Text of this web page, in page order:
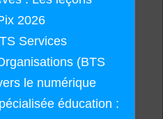
2026
Services
(BTS
le numérique
éducation :